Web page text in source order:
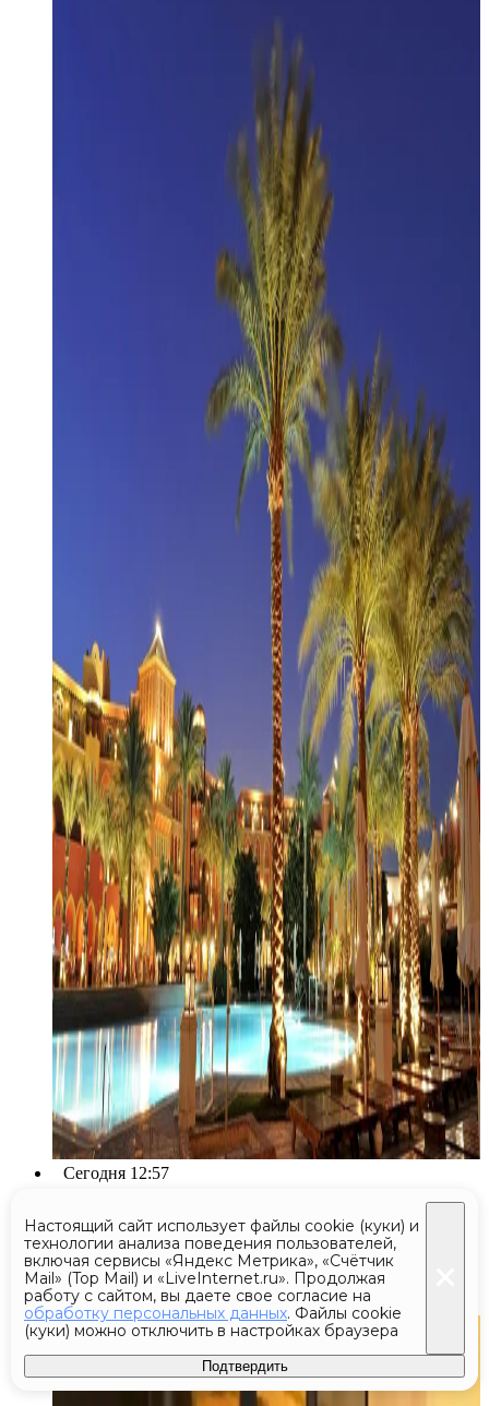
Сегодня 12:57
Раненый кабан спустился
в метро Будапешта и забрел
в вагон
Настоящий сайт использует файлы cookie (куки) и
технологии анализа поведения пользователей,
включая сервисы «Яндекс Метрика», «Счётчик
Mail» (Top Mail) и «LiveInternet.ru». Продолжая
работу с сайтом, вы даете свое согласие на
обработку персональных данных. Файлы cookie
(куки) можно отключить в настройках браузера
Подтвердить